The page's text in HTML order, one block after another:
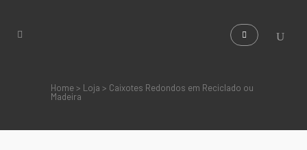
Home> Loja > Caixotes Redondos em Reciclado ou
Madeira